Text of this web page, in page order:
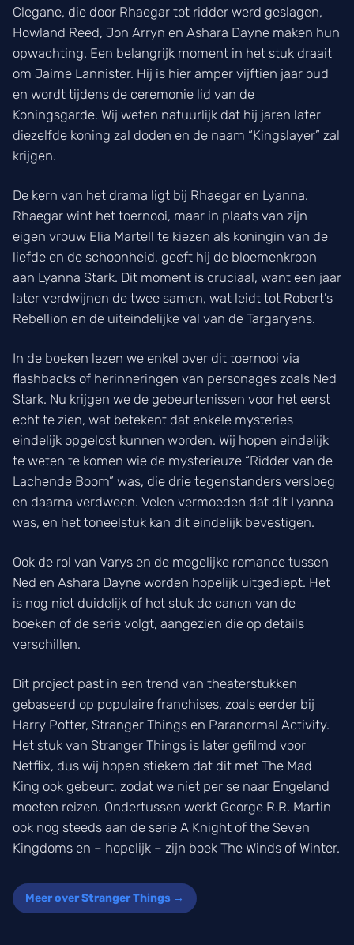
Clegane, die door Rhaegar tot ridder werd geslagen,
Howland Reed, Jon Arryn en Ashara Dayne maken hun
opwachting. Een belangrijk moment in het stuk draait
om Jaime Lannister. Hij is hier amper vijftien jaar oud
en wordt tijdens de ceremonie lid van de
Koningsgarde. Wij weten natuurlijk dat hij jaren later
diezelfde koning zal doden en de naam “Kingslayer” zal
krijgen.
De kern van het drama ligt bij Rhaegar en Lyanna.
Rhaegar wint het toernooi, maar in plaats van zijn
eigen vrouw Elia Martell te kiezen als koningin van de
liefde en de schoonheid, geeft hij de bloemenkroon
aan Lyanna Stark. Dit moment is cruciaal, want een jaar
later verdwijnen de twee samen, wat leidt tot Robert’s
Rebellion en de uiteindelijke val van de Targaryens.
In de boeken lezen we enkel over dit toernooi via
flashbacks of herinneringen van personages zoals Ned
Stark. Nu krijgen we de gebeurtenissen voor het eerst
echt te zien, wat betekent dat enkele mysteries
eindelijk opgelost kunnen worden. Wij hopen eindelijk
te weten te komen wie de mysterieuze “Ridder van de
Lachende Boom” was, die drie tegenstanders versloeg
en daarna verdween. Velen vermoeden dat dit Lyanna
was, en het toneelstuk kan dit eindelijk bevestigen.
Ook de rol van Varys en de mogelijke romance tussen
Ned en Ashara Dayne worden hopelijk uitgediept. Het
is nog niet duidelijk of het stuk de canon van de
boeken of de serie volgt, aangezien die op details
verschillen.
Dit project past in een trend van theaterstukken
gebaseerd op populaire franchises, zoals eerder bij
Harry Potter, Stranger Things en Paranormal Activity.
Het stuk van Stranger Things is later gefilmd voor
Netflix, dus wij hopen stiekem dat dit met The Mad
King ook gebeurt, zodat we niet per se naar Engeland
moeten reizen. Ondertussen werkt George R.R. Martin
ook nog steeds aan de serie A Knight of the Seven
Kingdoms en – hopelijk – zijn boek The Winds of Winter.
Meer over Stranger Things →